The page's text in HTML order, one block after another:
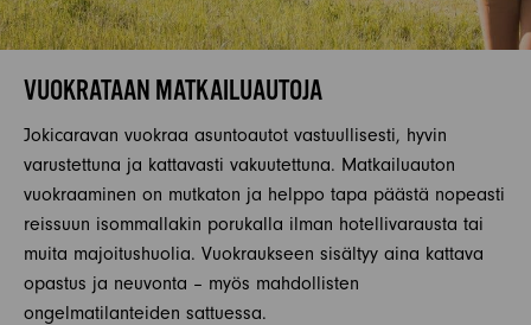
VUOKRATAAN MATKAILUAUTOJA
Jokicaravan vuokraa asuntoautot vastuullisesti, hyvin
varustettuna ja kattavasti vakuutettuna. Matkailuauton
vuokraaminen on mutkaton ja helppo tapa päästä nopeasti
reissuun isommallakin porukalla ilman hotellivarausta tai
muita majoitushuolia. Vuokraukseen sisältyy aina kattava
opastus ja neuvonta – myös mahdollisten
ongelmatilanteiden sattuessa.